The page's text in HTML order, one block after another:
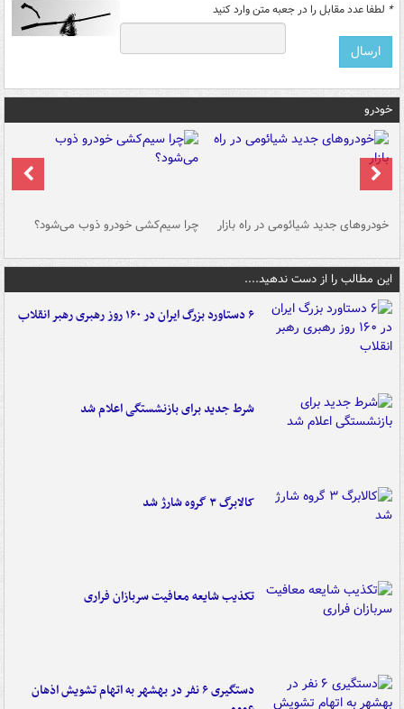
* لطفا عدد مقابل را در جعبه متن وارد کنید
خودرو
خودروهای جدید شیائومی در راه بازار چرا سیم‌کشی خودرو ذوب می‌شود؟
این مطالب را از دست ندهید....
۶ دستاورد بزرگ ایران در ۱۶۰ روز رهبری رهبر انقلاب
شرط جدید برای بازنشستگی اعلام شد
کالابرگ ۳ گروه شارژ شد
تکذیب شایعه معافیت سربازان فراری
دستگیری ۶ نفر در بهشهر به اتهام تشویش اذهان